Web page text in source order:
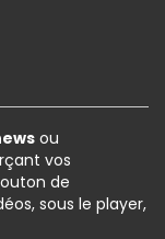
ou
vos
de
sous le player,